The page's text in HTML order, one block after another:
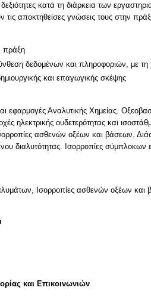
κατά τη διάρκεια των
αποκτηθείσες γνώσεις τους στην
πράξη
δεδομένων και πληροφοριών, με τη
και επαγωγικής σκέψης
εφαρμογές Αναλυτικής Χημείας.
ηλεκτρικής ουδετερότητας και
ασθενών οξέων και βάσεων.
διαλυτότητας. Ισορροπίες
Ισορροπίες ασθενών οξέων
και Επικοινωνιών